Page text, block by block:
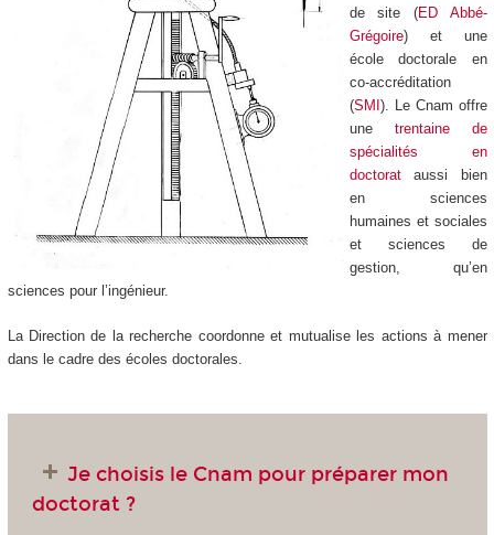
de site (ED Abbé-
Grégoire) et une
école doctorale en
co-accréditation
(SMI ). Le Cnam offre
une trentaine de
spécialités en
doctorataussi bien
en sciences
humaines et sociales
et sciences de
gestion, qu’en
sciences pour l’ingénieur.
La Direction de la recherche coordonne et mutualise les actions à mener
dans le cadre des écoles doctorales.
Je choisis le Cnam pour préparer mon
doctorat ?